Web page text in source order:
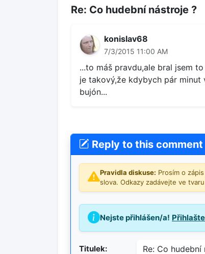
Re: Co hudební nástroje ?
konislav68
7/3/2015 11:00 AM
...to máš pravdu,ale bral jsem
je takový,že kdybych pár
bujón...
Reply to this comment
Pravidla diskuse: Prosím o
slova. Odkazy zadávejte ve tvaru
Nejste přihlášen/a!
Titulek: